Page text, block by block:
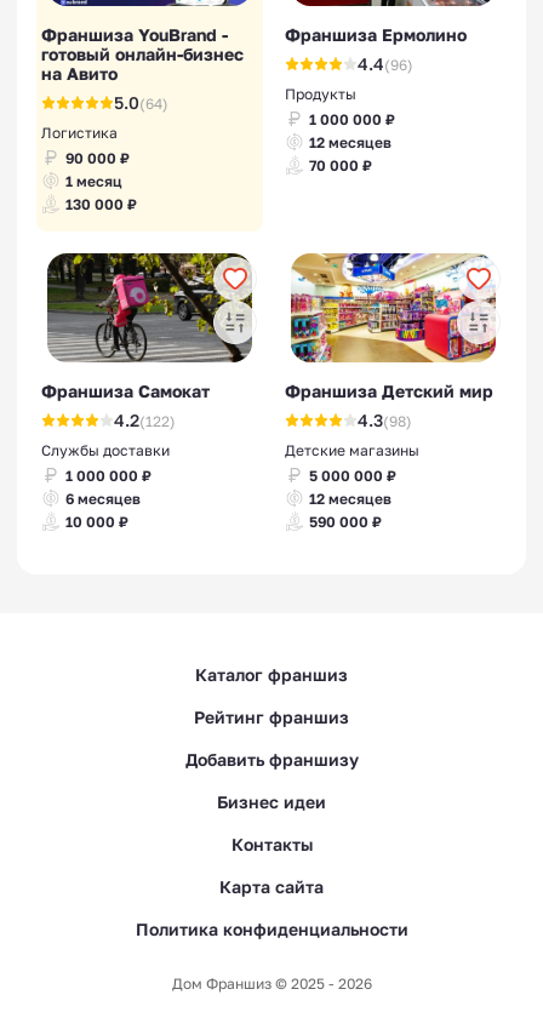
Франшиза YouBrand -
готовый онлайн-бизнес
на Авито
5.0(64)
Логистика
90 000 ₽
1 месяц
130 000 ₽
Франшиза Ермолино
4.4(96)
Продукты
1 000 000 ₽
12 месяцев
70 000 ₽
Франшиза Самокат
4.2(122)
Службы доставки
1 000 000 ₽
6 месяцев
10 000 ₽
Франшиза Детский мир
4.3(98)
Детские магазины
5 000 000 ₽
12 месяцев
590 000 ₽
Каталог франшиз
Рейтинг франшиз
Добавить франшизу
Бизнес идеи
Контакты
Карта сайта
Политика конфиденциальности
Дом Франшиз © 2025 - 2026